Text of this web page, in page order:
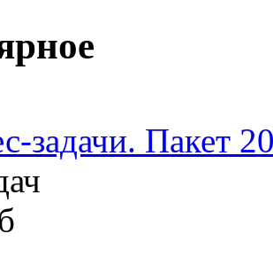
задачи. Пакет